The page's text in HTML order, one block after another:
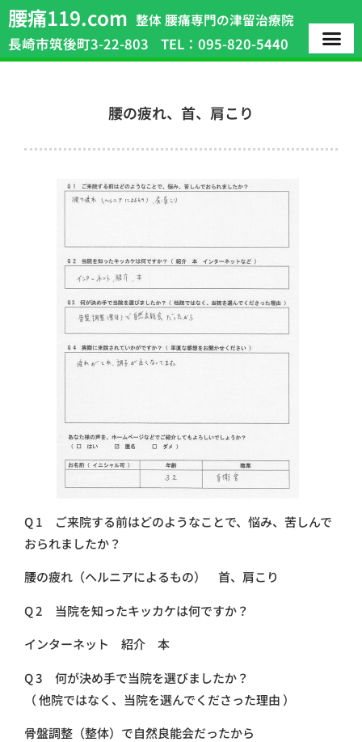
腰痛119.com 整体 腰痛専門の津留治療院
長崎市筑後町3-22-803 TEL：095-820-5440
腰の疲れ、首、肩こり
Q 1 ご来院する前はどのようなことで、悩み、苦しんで
おられましたか？
腰の疲れ（ヘルニアによるもの） 首、肩こり
Q 2 当院を知ったキッカケは何ですか？
インターネット 紹介 本
Q 3 何が決め手で当院を選びましたか？
（ 他院ではなく、当院を選んでくださった理由 ）
骨盤調整（整体）で自然良能会だったから